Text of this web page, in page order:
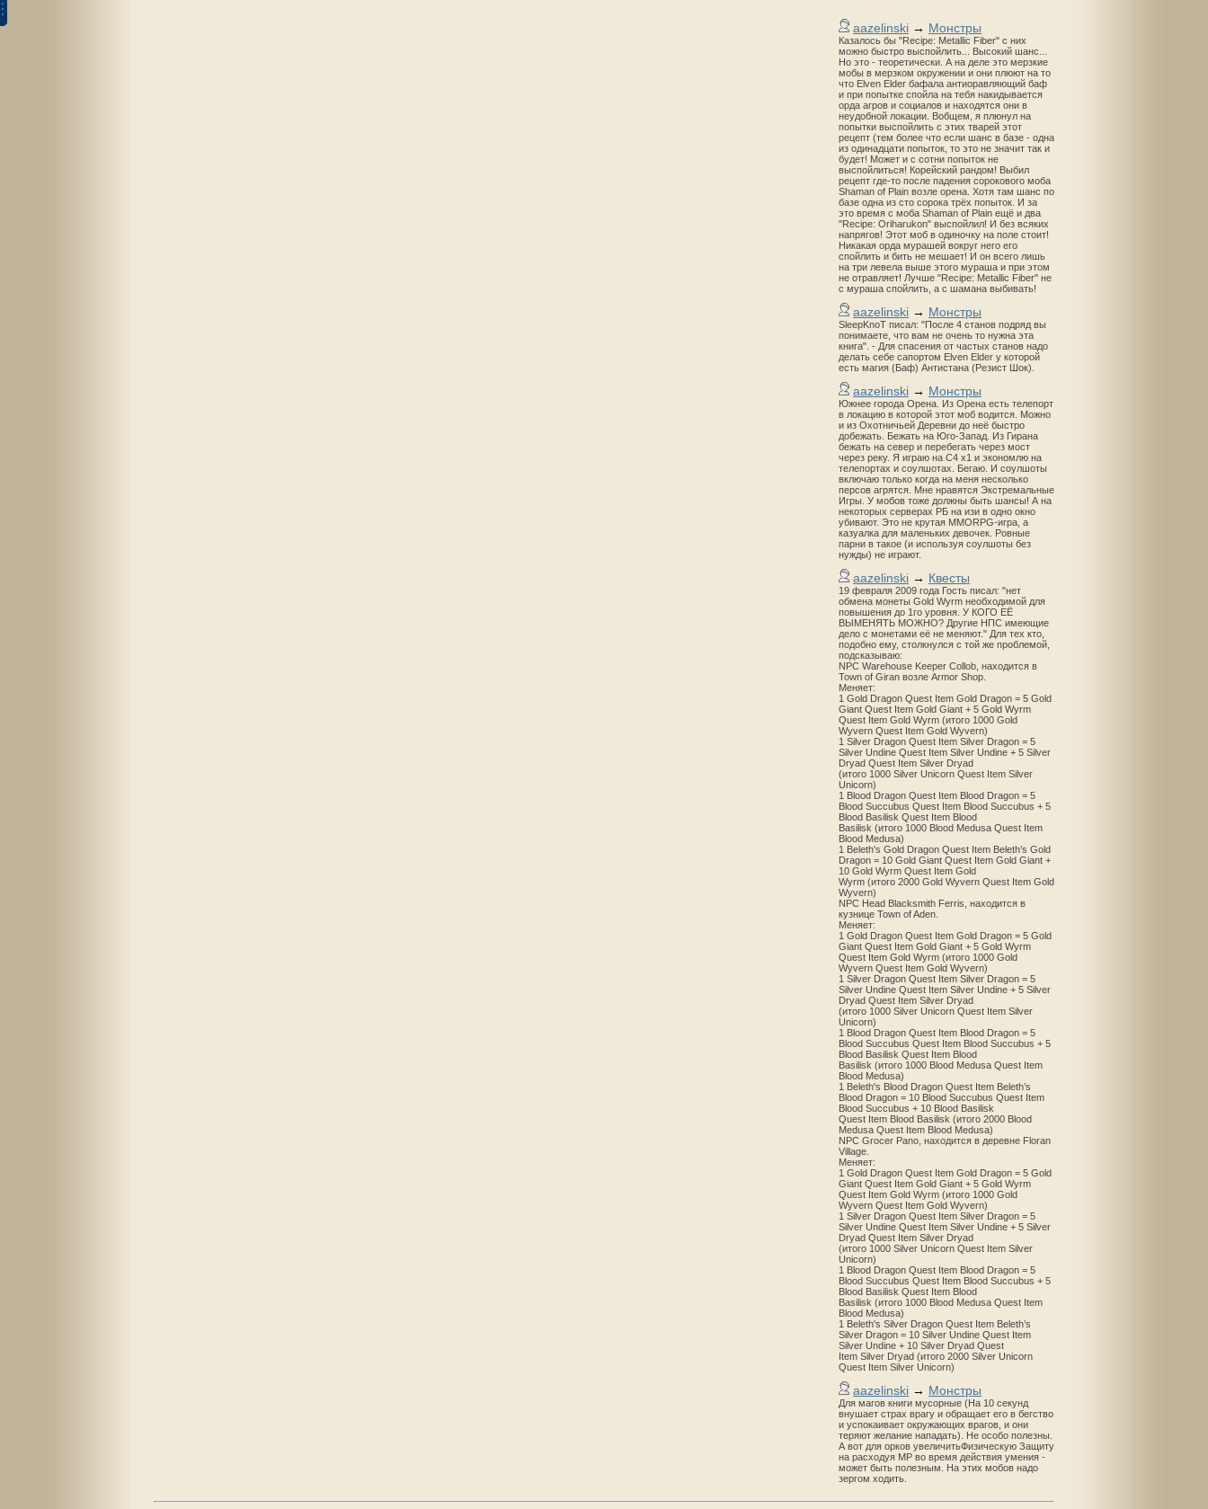
aazelinski → Монстры
Казалось бы "Recipe: Metallic Fiber" с них
можно быстро выспойлить... Высокий шанс...
Но это - теоретически. А на деле это мерзкие
мобы в мерзком окружении и они плюют на то
что Elven Elder бафала антиоравляющий баф
и при попытке спойла на тебя накидывается
орда агров и социалов и находятся они в
неудобной локации. Вобщем, я плюнул на
попытки выспойлить с этих тварей этот
рецепт (тем более что если шанс в базе - одна
из одинадцати попыток, то это не значит так и
будет! Может и с сотни попыток не
выспойлиться! Корейский рандом! Выбил
рецепт где-то после падения сорокового моба
Shaman of Plain возле орена. Хотя там шанс по
базе одна из сто сорока трёх попыток. И за
это время с моба Shaman of Plain ещё и два
"Recipe: Oriharukon" выспойлил! И без всяких
напрягов! Этот моб в одиночку на поле стоит!
Никакая орда мурашей вокруг него его
спойлить и бить не мешает! И он всего лишь
на три левела выше этого мураша и при этом
не отравляет! Лучше "Recipe: Metallic Fiber" не
с мураша спойлить, а с шамана выбивать!
aazelinski → Монстры
SleepKnoT писал: "После 4 станов подряд вы
понимаете, что вам не очень то нужна эта
книга". - Для спасения от частых станов надо
делать себе сапортом Elven Elder у которой
есть магия (Баф) Антистана (Резист Шок).
aazelinski → Монстры
Южнее города Орена. Из Орена есть телепорт
в локацию в которой этот моб водится. Можно
и из Охотничьей Деревни до неё быстро
добежать. Бежать на Юго-Запад. Из Гирана
бежать на север и перебегать через мост
через реку. Я играю на С4 х1 и экономлю на
телепортах и соулшотах. Бегаю. И соулшоты
включаю только когда на меня несколько
персов агрятся. Мне нравятся Экстремальные
Игры. У мобов тоже должны быть шансы! А на
некоторых серверах РБ на изи в одно окно
убивают. Это не крутая MMORPG-игра, а
казуалка для маленьких девочек. Ровные
парни в такое (и используя соулшоты без
нужды) не играют.
aazelinski → Квесты
19 февраля 2009 года Гость писал: "нет
обмена монеты Gold Wyrm необходимой для
повышения до 1го уровня. У КОГО ЕЁ
ВЫМЕНЯТЬ МОЖНО? Другие НПС имеющие
дело с монетами её не меняют." Для тех кто,
подобно ему, столкнулся с той же проблемой,
подсказываю:
NPC Warehouse Keeper Collob, находится в
Town of Giran возле Armor Shop.
Меняет:
1 Gold Dragon Quest Item Gold Dragon = 5 Gold
Giant Quest Item Gold Giant + 5 Gold Wyrm
Quest Item Gold Wyrm (итого 1000 Gold
Wyvern Quest Item Gold Wyvern)
1 Silver Dragon Quest Item Silver Dragon = 5
Silver Undine Quest Item Silver Undine + 5 Silver
Dryad Quest Item Silver Dryad
(итого 1000 Silver Unicorn Quest Item Silver
Unicorn)
1 Blood Dragon Quest Item Blood Dragon = 5
Blood Succubus Quest Item Blood Succubus + 5
Blood Basilisk Quest Item Blood
Basilisk (итого 1000 Blood Medusa Quest Item
Blood Medusa)
1 Beleth's Gold Dragon Quest Item Beleth’s Gold
Dragon = 10 Gold Giant Quest Item Gold Giant +
10 Gold Wyrm Quest Item Gold
Wyrm (итого 2000 Gold Wyvern Quest Item Gold
Wyvern)
NPC Head Blacksmith Ferris, находится в
кузнице Town of Aden.
Меняет:
1 Gold Dragon Quest Item Gold Dragon = 5 Gold
Giant Quest Item Gold Giant + 5 Gold Wyrm
Quest Item Gold Wyrm (итого 1000 Gold
Wyvern Quest Item Gold Wyvern)
1 Silver Dragon Quest Item Silver Dragon = 5
Silver Undine Quest Item Silver Undine + 5 Silver
Dryad Quest Item Silver Dryad
(итого 1000 Silver Unicorn Quest Item Silver
Unicorn)
1 Blood Dragon Quest Item Blood Dragon = 5
Blood Succubus Quest Item Blood Succubus + 5
Blood Basilisk Quest Item Blood
Basilisk (итого 1000 Blood Medusa Quest Item
Blood Medusa)
1 Beleth's Blood Dragon Quest Item Beleth’s
Blood Dragon = 10 Blood Succubus Quest Item
Blood Succubus + 10 Blood Basilisk
Quest Item Blood Basilisk (итого 2000 Blood
Medusa Quest Item Blood Medusa)
NPC Grocer Pano, находится в деревне Floran
Village.
Меняет:
1 Gold Dragon Quest Item Gold Dragon = 5 Gold
Giant Quest Item Gold Giant + 5 Gold Wyrm
Quest Item Gold Wyrm (итого 1000 Gold
Wyvern Quest Item Gold Wyvern)
1 Silver Dragon Quest Item Silver Dragon = 5
Silver Undine Quest Item Silver Undine + 5 Silver
Dryad Quest Item Silver Dryad
(итого 1000 Silver Unicorn Quest Item Silver
Unicorn)
1 Blood Dragon Quest Item Blood Dragon = 5
Blood Succubus Quest Item Blood Succubus + 5
Blood Basilisk Quest Item Blood
Basilisk (итого 1000 Blood Medusa Quest Item
Blood Medusa)
1 Beleth's Silver Dragon Quest Item Beleth’s
Silver Dragon = 10 Silver Undine Quest Item
Silver Undine + 10 Silver Dryad Quest
Item Silver Dryad (итого 2000 Silver Unicorn
Quest Item Silver Unicorn)
aazelinski → Монстры
Для магов книги мусорные (На 10 секунд
внушает страх врагу и обращает его в бегство
и успокаивает окружающих врагов, и они
теряют желание нападать). Не особо полезны.
А вот для орков увеличитьФизическую Защиту
на расходуя MP во время действия умения -
может быть полезным. На этих мобов надо
зергом ходить.